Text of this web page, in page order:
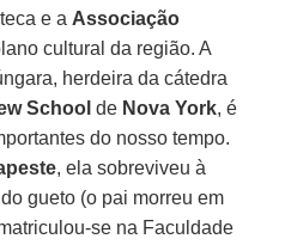
e a Associação
cultural da região. A
herdeira da cátedra
School de Nova York, é
do nosso tempo.
, ela sobreviveu à
gueto (o pai morreu em
se na Faculdade